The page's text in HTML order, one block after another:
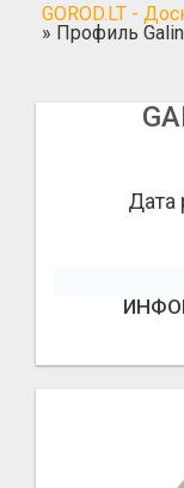
GOROD.LT -
» Профиль
Дата